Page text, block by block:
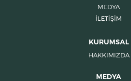
MEDYA
İLETİŞİM
KURUMSAL
HAKKIMIZDA
MEDYA